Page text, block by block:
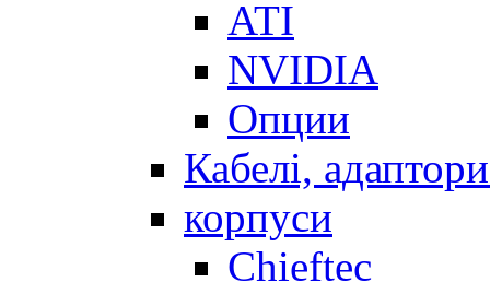
ATI
NVIDIA
Опции
Кабелі,
корпуси
Chieftec